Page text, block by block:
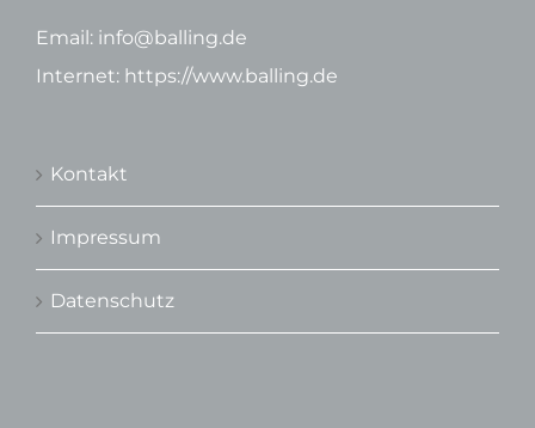
Email: info@balling.de
Internet: https://www.balling.de
Kontakt
Impressum
Datenschutz